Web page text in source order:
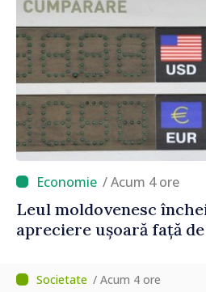
/ Acum 4 ore
Leul moldovenesc
apreciere ușoară față
/ Acum 4 ore